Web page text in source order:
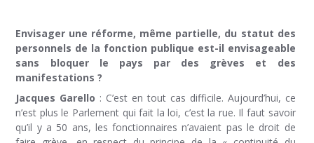
Envisager une réforme, même partielle, du statut des
personnels de la fonction publique est-il envisageable
sans bloquer le pays par des grèves et des
manifestations ?
Jacques Garello : C’est en tout cas difficile. Aujourd’hui, ce
n’est plus le Parlement qui fait la loi, c’est la rue. Il faut savoir
qu’il y a 50 ans, les fonctionnaires n’avaient pas le droit de